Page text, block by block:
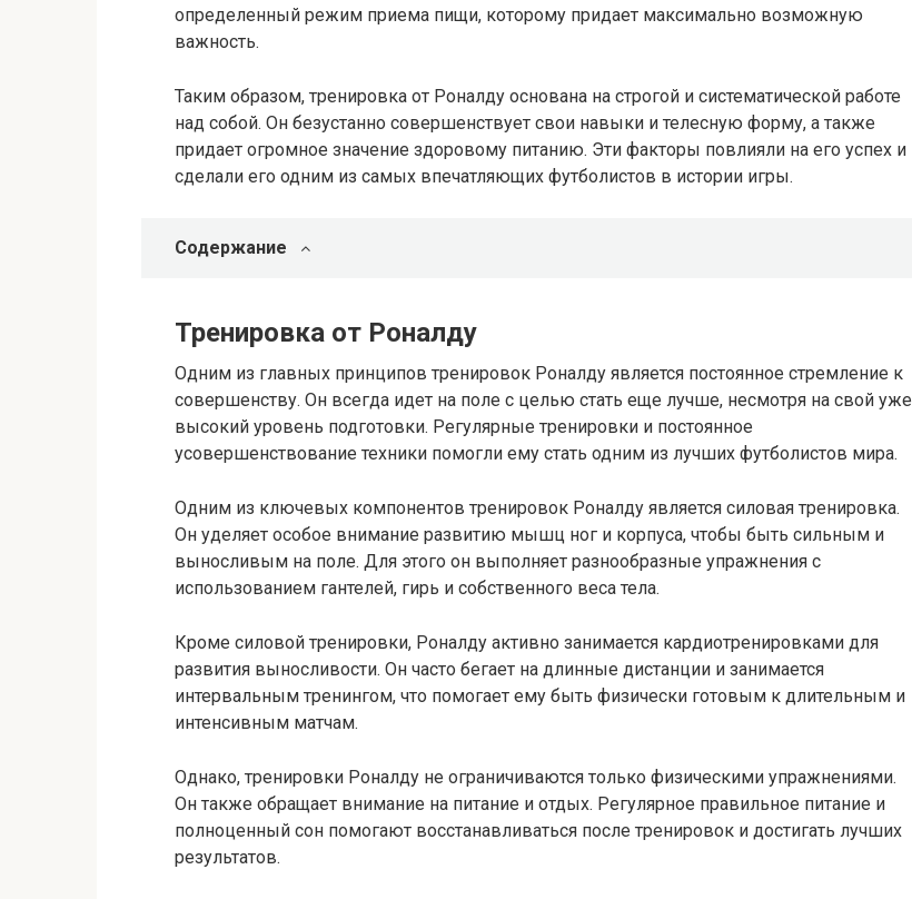
определенный режим приема пищи, которому придает максимально возможную
важность.
Таким образом, тренировка от Роналду основана на строгой и систематической работе
над собой. Он безустанно совершенствует свои навыки и телесную форму, а также
придает огромное значение здоровому питанию. Эти факторы повлияли на его успех и
сделали его одним из самых впечатляющих футболистов в истории игры.
Содержание
Тренировка от Роналду
Одним из главных принципов тренировок Роналду является постоянное стремление к
совершенству. Он всегда идет на поле с целью стать еще лучше, несмотря на свой уже
высокий уровень подготовки. Регулярные тренировки и постоянное
усовершенствование техники помогли ему стать одним из лучших футболистов мира.
Одним из ключевых компонентов тренировок Роналду является силовая тренировка.
Он уделяет особое внимание развитию мышц ног и корпуса, чтобы быть сильным и
выносливым на поле. Для этого он выполняет разнообразные упражнения с
использованием гантелей, гирь и собственного веса тела.
Кроме силовой тренировки, Роналду активно занимается кардиотренировками для
развития выносливости. Он часто бегает на длинные дистанции и занимается
интервальным тренингом, что помогает ему быть физически готовым к длительным и
интенсивным матчам.
Однако, тренировки Роналду не ограничиваются только физическими упражнениями.
Он также обращает внимание на питание и отдых. Регулярное правильное питание и
полноценный сон помогают восстанавливаться после тренировок и достигать лучших
результатов.